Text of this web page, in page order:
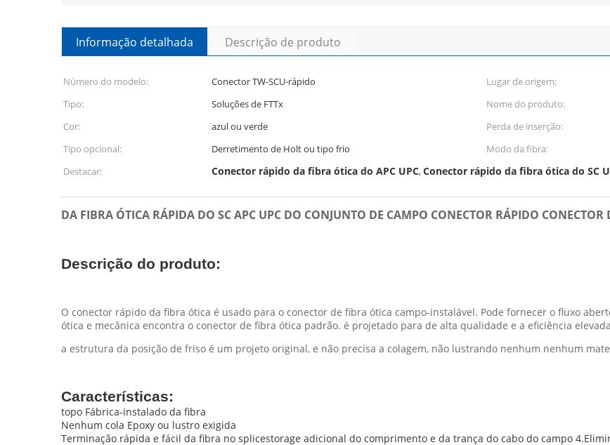
Informação detalhada Descrição de produto
Número do modelo: Conector TW-SCU-rápido Lugar de origem:
Tipo:
Soluções de FTTx Nome do produto:
Cor:
azul ou verde Perda de inserção:
Tipo opcional:
Derretimento de Holt ou tipo frio Modo da fibra:
Destacar:
Conector rápido da fibra ótica do APC UPC,Conector rápido da fibra ótica do SC
DA FIBRA ÓTICA RÁPIDA DO SC APC UPC DO CONJUNTO DE CAMPO CONECTOR RÁPIDO CONECTOR
Descrição do produto:
O conector rápido da fibra ótica é usado para o conector de fibra ótica campo-instalável. Pode fornecer o fluxo
ótica e mecânica encontra o conector de fibra ótica padrão. é projetado para de alta qualidade e a eficiência
a estrutura da posição de friso é um projeto original, e não precisa a colagem, não lustrando nenhum nenhum
Características:
topo Fábrica-instalado da fibra
Nenhum cola Epoxy ou lustro exigida
Terminação rápida e fácil da fibra no splicestorage adicional do comprimento e da trança do cabo do campo